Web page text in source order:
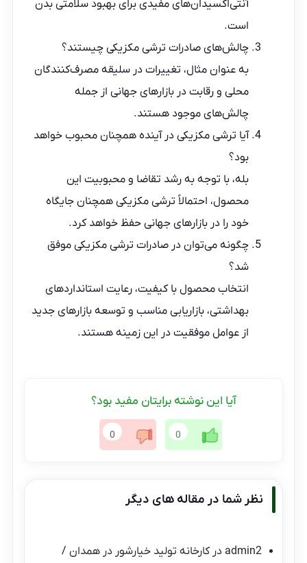
آنتی‌اکسیدان‌های مفیدی برای بهبود سلامتی بدن
است.
چالش‌های صادرات ترشی مکزیکی چیستند؟
به عنوان مثال، تغییرات در سلیقه مصرف‌کنندگان
محلی و رقابت در بازارهای جهانی از جمله
چالش‌های موجود هستند.
آیا ترشی مکزیکی در آینده همچنان محبوب خواهد
بود؟
بله، با توجه به رشد تقاضا و محبوبیت این
محصول، احتمالاً ترشی مکزیکی همچنان جایگاه
خود را در بازارهای جهانی حفظ خواهد کرد.
چگونه می‌توان در صادرات ترشی مکزیکی موفق
شد؟
انتخاب محصول با کیفیت، رعایت استانداردهای
بهداشتی، بازاریابی مناسب و توسعه بازارهای جدید
از عوامل موفقیت در این زمینه هستند.
آیا این نوشته برایتان مفید بود؟
0
0
نظر شما در مقاله های دیگر
admin2 درکارخانه تولید خیارشور در همدان /